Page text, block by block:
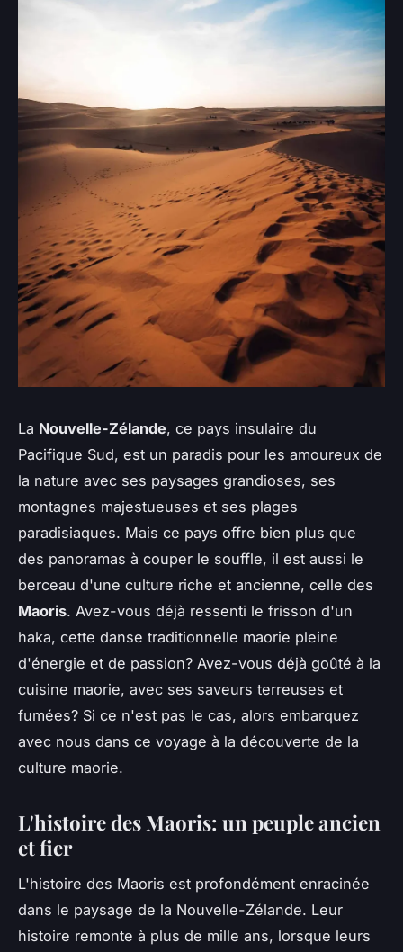
La Nouvelle-Zélande, ce pays insulaire du
Pacifique Sud, est un paradis pour les amoureux de
la nature avec ses paysages grandioses, ses
montagnes majestueuses et ses plages
paradisiaques. Mais ce pays offre bien plus que
des panoramas à couper le souffle, il est aussi le
berceau d'une culture riche et ancienne, celle des
Maoris. Avez-vous déjà ressenti le frisson d'un
haka, cette danse traditionnelle maorie pleine
d'énergie et de passion? Avez-vous déjà goûté à la
cuisine maorie, avec ses saveurs terreuses et
fumées? Si ce n'est pas le cas, alors embarquez
avec nous dans ce voyage à la découverte de la
culture maorie.
L'histoire des Maoris: un peuple ancien
et fier
L'histoire des Maoris est profondément enracinée
dans le paysage de la Nouvelle-Zélande. Leur
histoire remonte à plus de mille ans, lorsque leurs